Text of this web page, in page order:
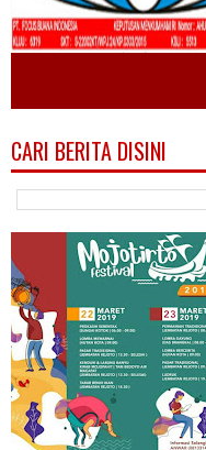
CARI BERITA DISINI